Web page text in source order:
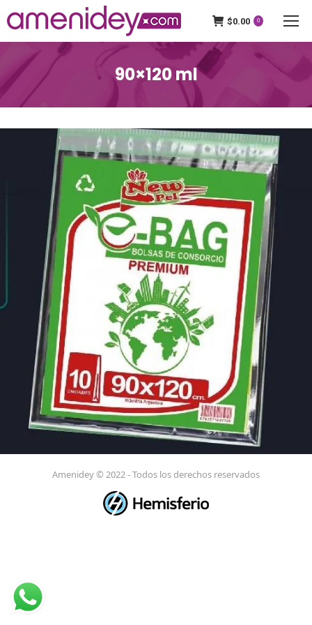
$0.00 0
90×120 ml
Amenidey © 2022 - Todos los derechos reservados